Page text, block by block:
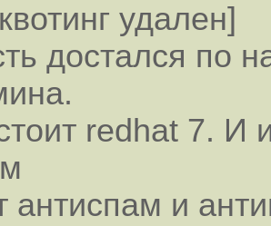
удален]
достался по
redhat 7. И
антиспам и